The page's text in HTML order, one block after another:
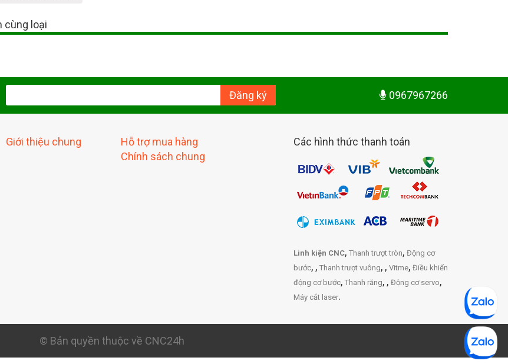
cùng loại
Đăng ký 0967967266
Giới thiệu chung
Hỗ trợ mua hàng
Chính sách chung
Các hình thức thanh toán
Linh kiện CNC, Thanh trượt tròn, Động cơ
bước, , Thanh trượt vuông, , Vitme, Điều khiển
động cơ bước, Thanh răng, , Động cơ servo,
Máy cắt laser.
© Bản quyền thuộc về CNC24h